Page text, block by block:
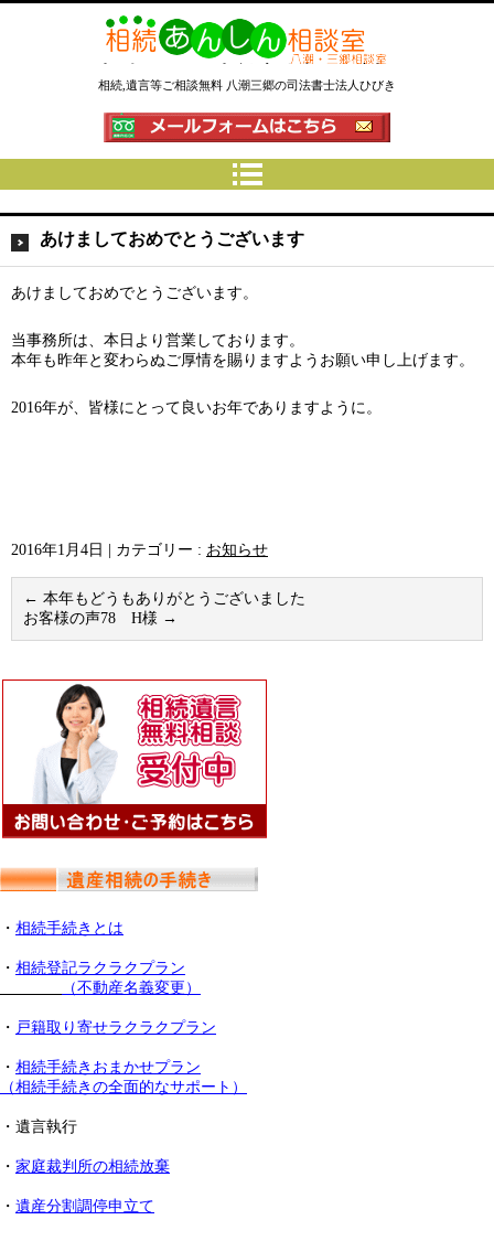
相続あんしん相談室八潮三郷│相
続手続 名義変更 遺言なら埼玉県
の司法書士法人ひびき
相続,遺言等ご相談無料 八潮三郷の司法書士法人ひびき
あけましておめでとうございます
あけましておめでとうございます。
当事務所は、本日より営業しております。
本年も昨年と変わらぬご厚情を賜りますようお願い申し上げます。
2016年が、皆様にとって良いお年でありますように。
2016年1月4日 カテゴリー : お知らせ
← 本年もどうもありがとうございました
お客様の声78 H様 →
・ 相続手続きとは
・ 相続登記ラクラクプラン
（不動産名義変更）
・ 戸籍取り寄せラクラクプラン
・ 相続手続きおまかせプラン
（相続手続きの全面的なサポート）
・遺言執行
・ 家庭裁判所の相続放棄
・ 遺産分割調停申立て